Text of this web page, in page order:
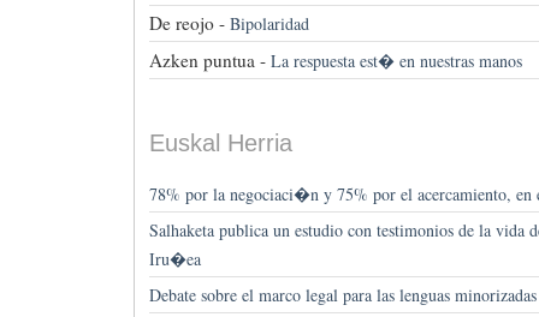
De reojo - Bipolaridad
Azken puntua - La respuesta est� en nuestras manos
Euskal Herria
78% por la negociaci�n y 75% por el acercamiento,
Salhaketa publica un estudio con testimonios de la vida
Iru�ea
Debate sobre el marco legal para las lenguas minorizadas